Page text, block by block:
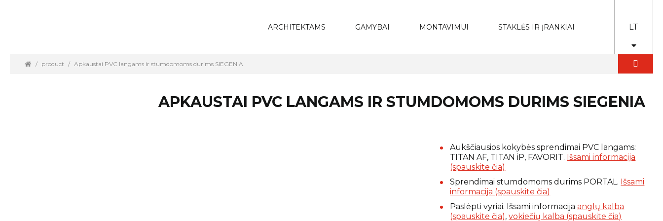
ARCHITEKTAMS GAMYBAI MONTAVIMUI STAKLĖS IR ĮRANKIAI LT
product Apkaustai PVC langams ir stumdomoms durims SIEGENIA
APKAUSTAI PVC LANGAMS IR STUMDOMOMS DURIMS SIEGENIA
Aukščiausios kokybės sprendimai PVC langams:
TITAN AF, TITAN iP, FAVORIT. Išsami informacija
(spauskite čia)
Sprendimai stumdomoms durims PORTAL. Išsami
informacija (spauskite čia)
Paslėpti vyriai. Išsami informacijaanglų kalba
(spauskite čia),vokiečių kalba (spauskite čia)